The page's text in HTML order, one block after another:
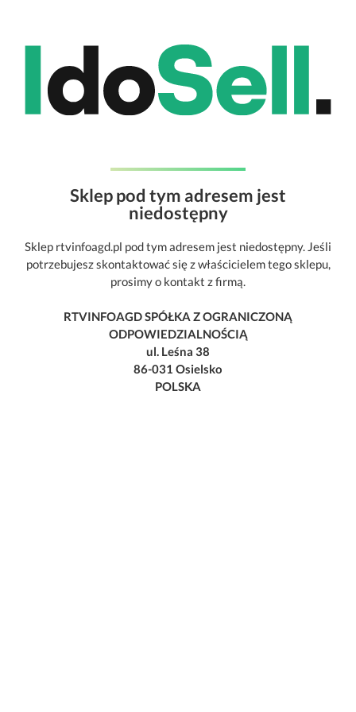
Sklep pod tym adresem jest
niedostępny
Sklep rtvinfoagd.pl pod tym adresem jest niedostępny. Jeśli
potrzebujesz skontaktować się z właścicielem tego sklepu,
prosimy o kontakt z firmą.
RTVINFOAGD SPÓŁKA Z OGRANICZONĄ
ODPOWIEDZIALNOŚCIĄ
ul. Leśna 38
86-031 Osielsko
POLSKA